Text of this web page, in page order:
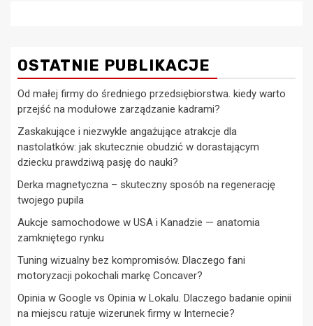
OSTATNIE PUBLIKACJE
Od małej firmy do średniego przedsiębiorstwa. kiedy warto
przejść na modułowe zarządzanie kadrami?
Zaskakujące i niezwykle angażujące atrakcje dla
nastolatków: jak skutecznie obudzić w dorastającym
dziecku prawdziwą pasję do nauki?
Derka magnetyczna – skuteczny sposób na regenerację
twojego pupila
Aukcje samochodowe w USA i Kanadzie — anatomia
zamkniętego rynku
Tuning wizualny bez kompromisów. Dlaczego fani
motoryzacji pokochali markę Concaver?
Opinia w Google vs Opinia w Lokalu. Dlaczego badanie opinii
na miejscu ratuje wizerunek firmy w Internecie?